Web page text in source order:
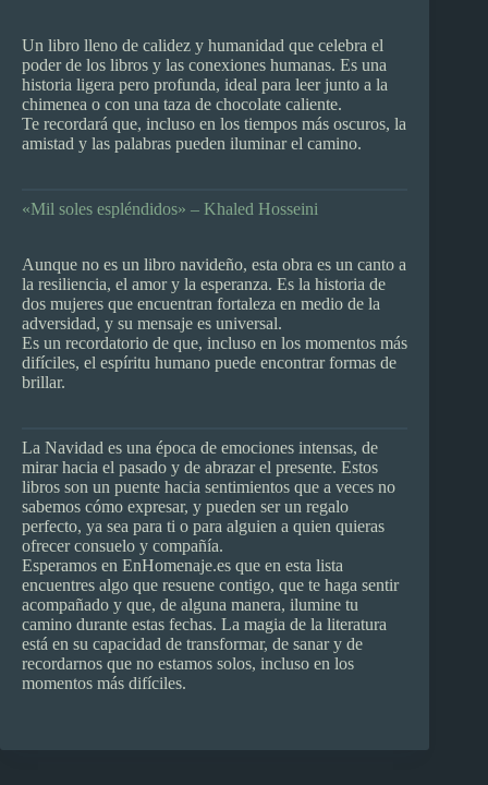
Un libro lleno de calidez y humanidad que celebra el
poder de los libros y las conexiones humanas. Es una
historia ligera pero profunda, ideal para leer junto a la
chimenea o con una taza de chocolate caliente.
Te recordará que, incluso en los tiempos más oscuros, la
amistad y las palabras pueden iluminar el camino.
«Mil soles espléndidos» – Khaled Hosseini
Aunque no es un libro navideño, esta obra es un canto a
la resiliencia, el amor y la esperanza. Es la historia de
dos mujeres que encuentran fortaleza en medio de la
adversidad, y su mensaje es universal.
Es un recordatorio de que, incluso en los momentos más
difíciles, el espíritu humano puede encontrar formas de
brillar.
La Navidad es una época de emociones intensas, de
mirar hacia el pasado y de abrazar el presente. Estos
libros son un puente hacia sentimientos que a veces no
sabemos cómo expresar, y pueden ser un regalo
perfecto, ya sea para ti o para alguien a quien quieras
ofrecer consuelo y compañía.
Esperamos en EnHomenaje.es que en esta lista
encuentres algo que resuene contigo, que te haga sentir
acompañado y que, de alguna manera, ilumine tu
camino durante estas fechas. La magia de la literatura
está en su capacidad de transformar, de sanar y de
recordarnos que no estamos solos, incluso en los
momentos más difíciles.